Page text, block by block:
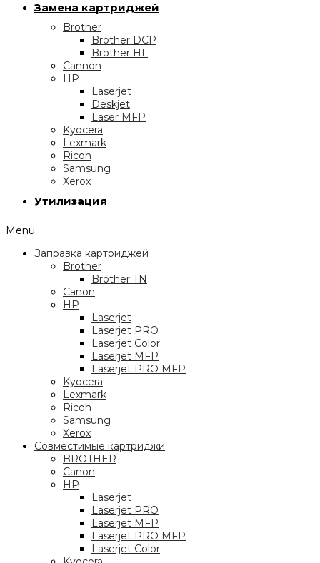
Замена картриджей
Brother
Brother DCP
Brother HL
Cannon
HP
Laserjet
Deskjet
Laser MFP
Kyocera
Lexmark
Ricoh
Samsung
Xerox
Утилизация
Menu
Заправка картриджей
Brother
Brother TN
Canon
HP
Laserjet
Laserjet PRO
Laserjet Color
Laserjet MFP
Laserjet PRO MFP
Kyocera
Lexmark
Ricoh
Samsung
Xerox
Совместимые картриджи
BROTHER
Canon
HP
Laserjet
Laserjet PRO
Laserjet MFP
Laserjet PRO MFP
Laserjet Color